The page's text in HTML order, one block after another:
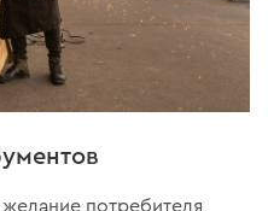
потребителя,